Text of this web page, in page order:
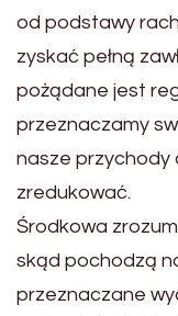
od podstawy
zyskać pełną
pożądane jest
przeznaczamy
nasze przychody
zredukować.
Środkowa
skąd pochodzą
przeznaczane